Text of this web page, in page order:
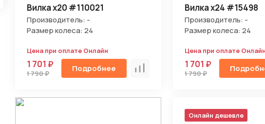
Вилка х20 #110021
Производитель: -
Размер колеса: 24
Цена при оплате Онлайн
1 701 ₽
1 790 ₽ Подробнее Сравнить
Вилка х24 #15498
Производитель: -
Размер колеса: 24
Цена при оплате Онлайн
1 701 ₽
1 790 ₽
Онлайн дешевле